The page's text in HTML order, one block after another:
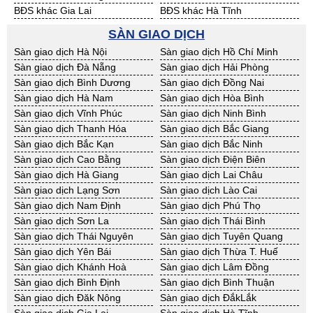
BĐS khác Gia Lai
BĐS khác Hà Tĩnh
BĐS khác Ninh Thuận
BĐS khác Phú Yên
BĐS khác Quảng Bình
BĐS khác Quảng Nam
BĐS khác Quảng Ngãi
BĐS khác Bà Rịa - VT
BĐS khác Cần Thơ
BĐS khác An Giang
BĐS khác Bạc Liêu
BĐS khác Bến Tre
BĐS khác Bình Phước
BĐS khác Cà Mau
BĐS khác Đồng Tháp
BĐS khác Hậu Giang
BĐS khác Kiên Giang
BĐS khác Long An
BĐS khác Sóc Trăng
BĐS khác Tây Ninh
BĐS khác Tiền Giang
BĐS khác Trà Vinh
BĐS khác Vĩnh Long
BĐS khác Hải Dương
BĐS khác Hưng Yên
BĐS khác Quảng Ninh
SÀN GIAO DỊCH
Sàn giao dịch Hà Nội
Sàn giao dịch Hồ Chí Minh
Sàn giao dịch Đà Nẵng
Sàn giao dịch Hải Phòng
Sàn giao dịch Bình Dương
Sàn giao dịch Đồng Nai
Sàn giao dịch Hà Nam
Sàn giao dịch Hòa Bình
Sàn giao dịch Vĩnh Phúc
Sàn giao dịch Ninh Bình
Sàn giao dịch Thanh Hóa
Sàn giao dịch Bắc Giang
Sàn giao dịch Bắc Kạn
Sàn giao dịch Bắc Ninh
Sàn giao dịch Cao Bằng
Sàn giao dịch Điện Biên
Sàn giao dịch Hà Giang
Sàn giao dịch Lai Châu
Sàn giao dịch Lạng Sơn
Sàn giao dịch Lào Cai
Sàn giao dịch Nam Định
Sàn giao dịch Phú Thọ
Sàn giao dịch Sơn La
Sàn giao dịch Thái Bình
Sàn giao dịch Thái Nguyên
Sàn giao dịch Tuyên Quang
Sàn giao dịch Yên Bái
Sàn giao dịch Thừa T. Huế
Sàn giao dịch Khánh Hoà
Sàn giao dịch Lâm Đồng
Sàn giao dịch Bình Định
Sàn giao dịch Bình Thuận
Sàn giao dịch Đăk Nông
Sàn giao dịch ĐắkLắk